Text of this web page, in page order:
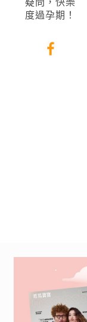
度過孕期！